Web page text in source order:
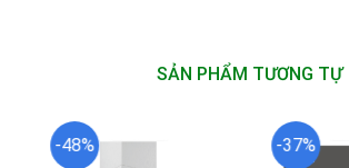
SẢN PHẨM TƯƠNG TỰ
-48% -37%